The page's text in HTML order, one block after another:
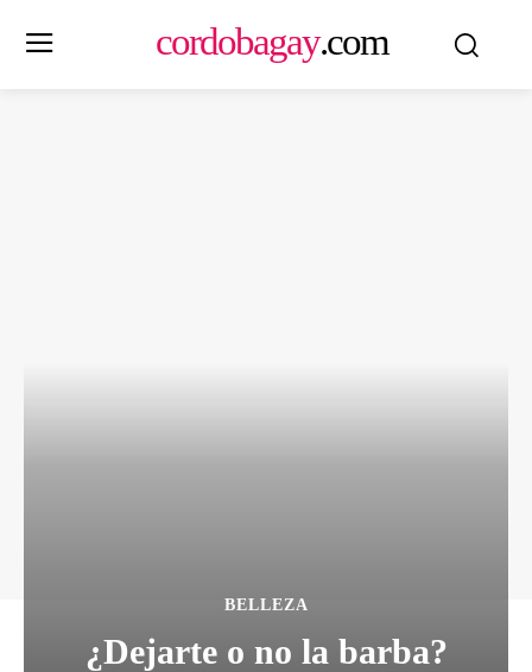
cordobagay.com
BELLEZA
¿Dejarte o no la barba?